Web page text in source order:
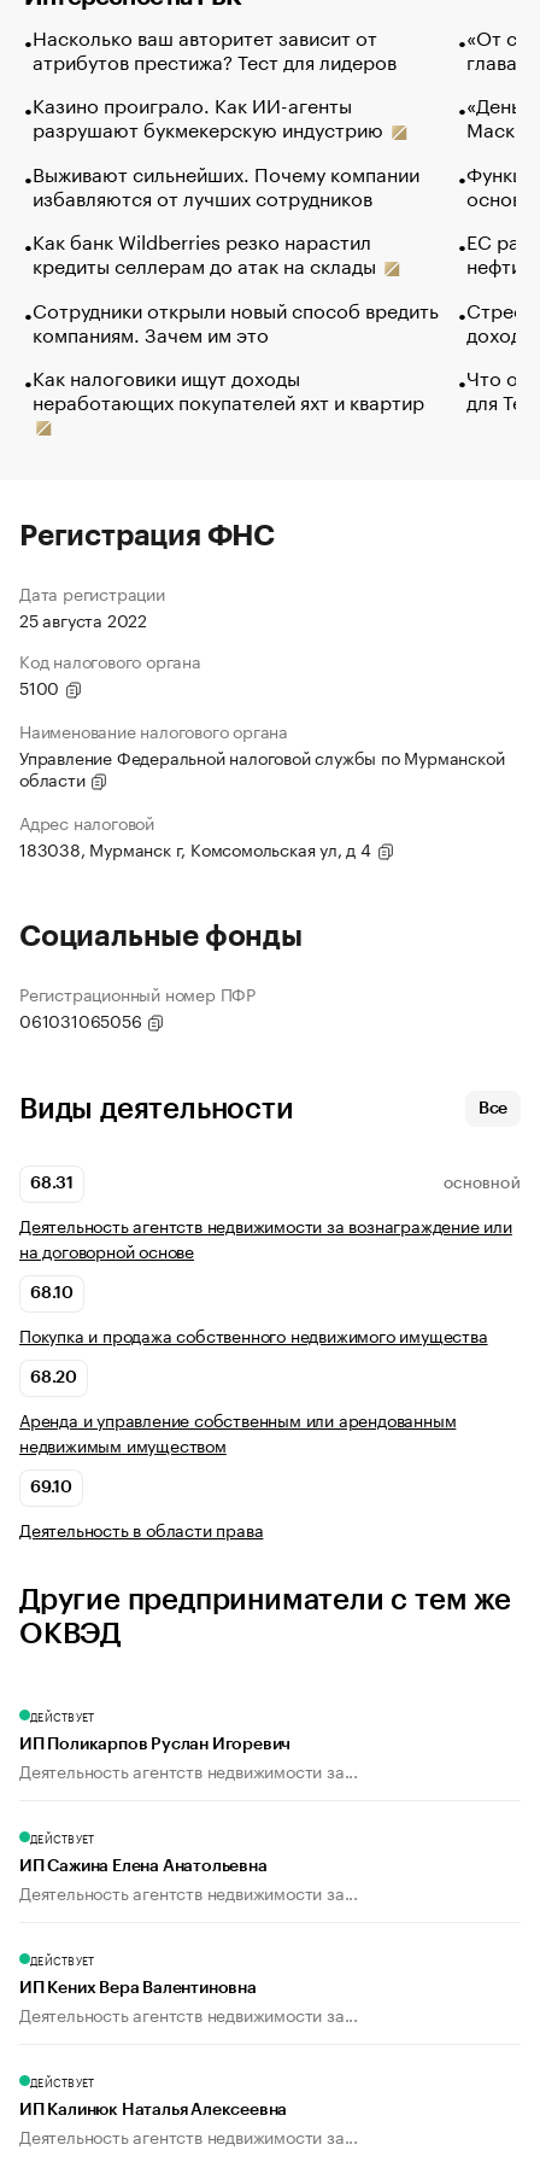
Насколько ваш авторитет зависит от
атрибутов престижа? Тест для лидеров
Казино проиграло. Как ИИ-агенты
разрушают букмекерскую индустрию
Выживают сильнейших. Почему компании
избавляются от лучших сотрудников
Как банк Wildberries резко нарастил
кредиты селлерам до атак на склады
Сотрудники открыли новый способ вредить
компаниям. Зачем им это
Как налоговики ищут доходы
неработающих покупателей яхт и квартир
«От
глава
Маск в
основ
ЕС
нефти
Что
для
Регистрация ФНС
Дата регистрации
25 августа 2022
Код налогового органа
5100
Наименование налогового органа
Управление Федеральной налоговой службы по Мурманской
области
Адрес налоговой
183038, Мурманск г, Комсомольская ул, д 4
Социальные фонды
Регистрационный номер ПФР
061031065056
Виды деятельности Все
68.31 ОСНОВНОЙ
Деятельность агентств недвижимости за вознаграждение или
на договорной основе
68.10
Покупка и продажа собственного недвижимого имущества
68.20
Аренда и управление собственным или арендованным
недвижимым имуществом
69.10
Деятельность в области права
Другие предприниматели с тем же
ОКВЭД
ДЕЙСТВУЕТ
ИП Поликарпов Руслан Игоревич
Деятельность агентств недвижимости за...
ДЕЙСТВУЕТ
ИП Сажина Елена Анатольевна
Деятельность агентств недвижимости за...
ДЕЙСТВУЕТ
ИП Кених Вера Валентиновна
Деятельность агентств недвижимости за...
ДЕЙСТВУЕТ
ИП Калинюк Наталья Алексеевна
Деятельность агентств недвижимости за...